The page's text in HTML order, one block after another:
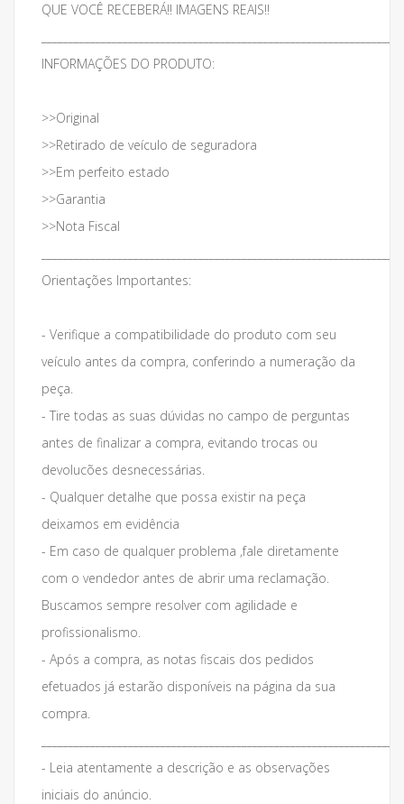
QUE VOCÊ RECEBERÁ!! IMAGENS REAIS!!
INFORMAÇÕES DO PRODUTO:
>>Original
>>Retirado de veículo de seguradora
>>Em perfeito estado
>>Garantia
>>Nota Fiscal
Orientações Importantes:
- Verifique a compatibilidade do produto com seu
veículo antes da compra, conferindo a numeração da
peça.
- Tire todas as suas dúvidas no campo de perguntas
antes de finalizar a compra, evitando trocas ou
devolucões desnecessárias.
- Qualquer detalhe que possa existir na peça
deixamos em evidência
- Em caso de qualquer problema ,fale diretamente
com o vendedor antes de abrir uma reclamação.
Buscamos sempre resolver com agilidade e
profissionalismo.
- Após a compra, as notas fiscais dos pedidos
efetuados já estarão disponíveis na página da sua
compra.
- Leia atentamente a descrição e as observações
iniciais do anúncio.